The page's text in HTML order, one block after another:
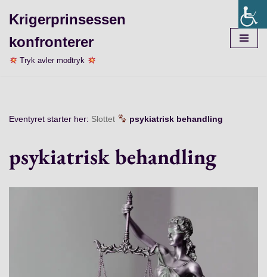
til
indhold
Krigerprinsessen
konfronterer
Tryk avler modtryk
Eventyret starter her: Slottet psykiatrisk behandling
psykiatrisk behandling